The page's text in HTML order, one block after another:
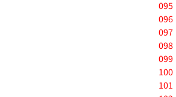
095
096
097
098
099
100
101